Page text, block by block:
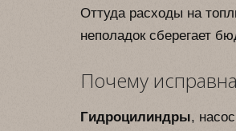
Оттуда расходы на
неполадок сберегает
Почему
Гидроцилиндры,